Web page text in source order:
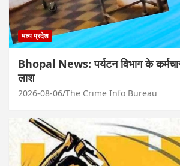
मध्य प्रदेश
Bhopal News: पर्यटन विभाग के
लाश
2026-08-06 The Crime Info Bureau